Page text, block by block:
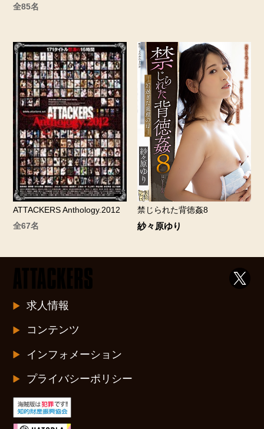
全85名
ATTACKERS Anthology.2012
全67名
禁じられた背徳姦8
紗々原ゆり
求人情報
コンテンツ
インフォメーション
プライバシーポリシー